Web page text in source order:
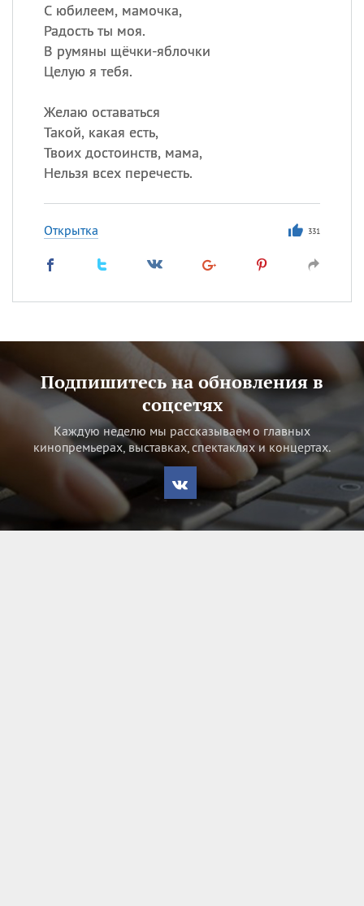
С юбилеем, мамочка,
Радость ты моя.
В румяны щёчки-яблочки
Целую я тебя.
Желаю оставаться
Такой, какая есть,
Твоих достоинств, мама,
Нельзя всех перечесть.
Открытка 331
Подпишитесь на обновления в
соцсетях
Каждую неделю мы рассказываем о главных
кинопремьерах, выставках, спектаклях и концертах.